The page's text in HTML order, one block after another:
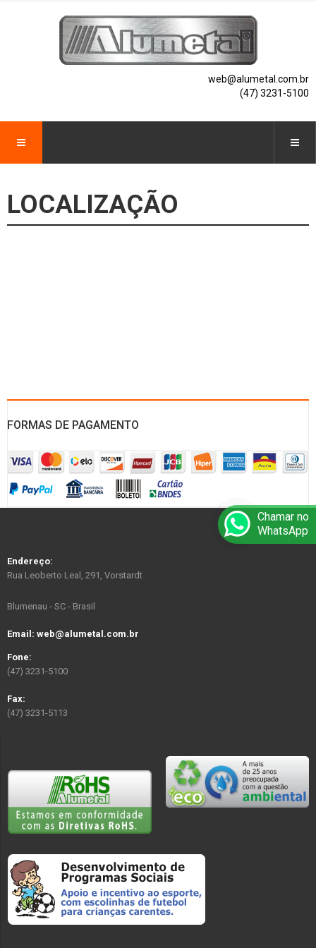
web@alumetal.com.br
(47) 3231-5100
LOCALIZAÇÃO
FORMAS DE PAGAMENTO
Endereço:
Rua Leoberto Leal, 291, Vorstardt
Blumenau - SC - Brasil
Email: web@alumetal.com.br
Fone:
(47) 3231-5100
Fax:
(47) 3231-5113
Chamar no
WhatsApp